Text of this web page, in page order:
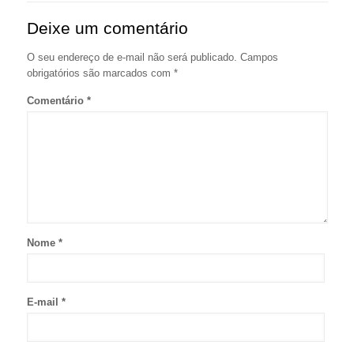
Deixe um comentário
O seu endereço de e-mail não será publicado. Campos
obrigatórios são marcados com *
Comentário *
Nome *
E-mail *